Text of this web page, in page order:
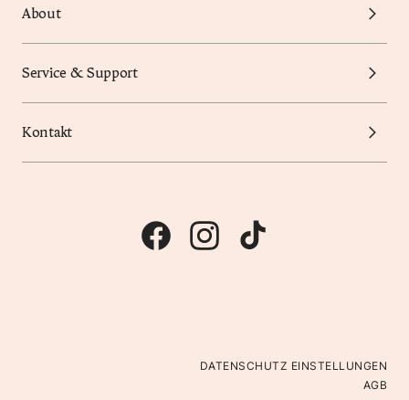
About
Service & Support
Kontakt
DATENSCHUTZ EINSTELLUNGEN
AGB